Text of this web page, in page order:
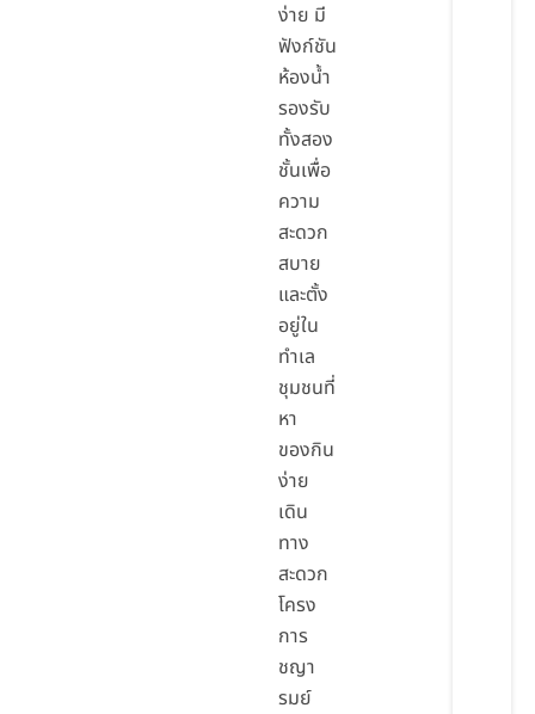
ง่าย มี
ฟังก์ชัน
ห้องน้ำ
รองรับ
ทั้งสอง
ชั้นเพื่อ
ความ
สะดวก
สบาย
และตั้ง
อยู่ใน
ทำเล
ชุมชนที่
หา
ของกิน
ง่าย
เดิน
ทาง
สะดวก
โครง
การ
ชญา
รมย์